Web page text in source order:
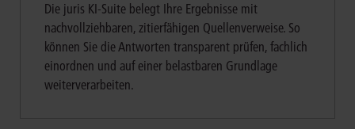
Die juris KI-Suite belegt Ihre Ergebnisse mit
nachvollziehbaren, zitierfähigen Quellenverweise. So
können Sie die Antworten transparent prüfen, fachlich
einordnen und auf einer belastbaren Grundlage
weiterverarbeiten.